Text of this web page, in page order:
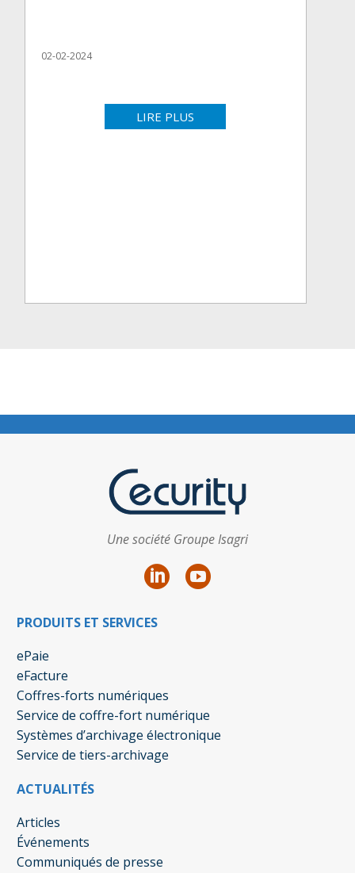
02-02-2024
LIRE PLUS
Une société Groupe Isagri
PRODUITS ET SERVICES
ePaie
eFacture
Coffres-forts numériques
Service de coffre-fort numérique
Systèmes d’archivage électronique
Service de tiers-archivage
ACTUALITÉS
Articles
Événements
Communiqués de presse